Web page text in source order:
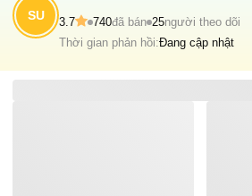
SU 3.7 740đã bán 25người theo dõi
Thời gian phản hồi:Đang cập nhật